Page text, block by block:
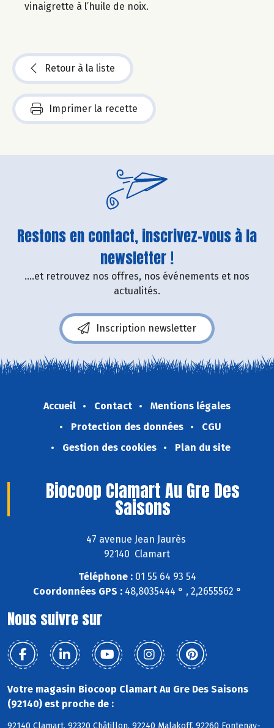
vinaigrette à l’huile de noix.
Retour à la liste
Imprimer la recette
Restons en contact, inscrivez-vous à la
newsletter !
....et retrouvez nos offres, nos événements et nos
actualités.
Inscription newsletter
Accueil Contact
Mentions légales
Protection des données
CGU
Gestion des cookies
Plan du site
Biocoop Clamart Au Gre Des
Saisons
47 avenue Jean Jaurès
92140 Clamart
Téléphone :01 55 64 93 54
Coordonnées GPS :48,8035444 ° , 2,2655562 °
Nous suivre sur
Votre magasin Biocoop Clamart Au Gre Des Saisons
(92140) est proche de :